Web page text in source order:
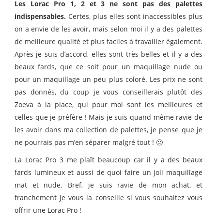
Les Lorac Pro 1, 2 et 3 ne sont pas des palettes
indispensables. Certes, plus elles sont inaccessibles plus
on a envie de les avoir, mais selon moi il y a des palettes
de meilleure qualité et plus faciles à travailler également.
Après je suis d’accord, elles sont très belles et il y a des
beaux fards, que ce soit pour un maquillage nude ou
pour un maquillage un peu plus coloré. Les prix ne sont
pas donnés, du coup je vous conseillerais plutôt des
Zoeva à la place, qui pour moi sont les meilleures et
celles que je préfère ! Mais je suis quand même ravie de
les avoir dans ma collection de palettes, je pense que je
ne pourrais pas m’en séparer malgré tout ! 🙂
La Lorac Pro 3 me plaît beaucoup car il y a des beaux
fards lumineux et aussi de quoi faire un joli maquillage
mat et nude. Bref, je suis ravie de mon achat, et
franchement je vous la conseille si vous souhaitez vous
offrir une Lorac Pro !